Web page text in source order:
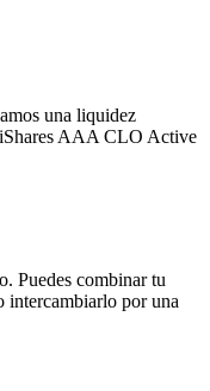
una liquidez
iShares AAA CLO Active
Puedes combinar tu
por una